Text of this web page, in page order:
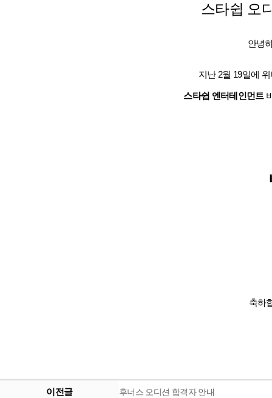
스타쉽 오
안녕
지난 2월 19일에
스타쉽 엔터테인먼트
축하
이전글 후너스 오디션 합격자 안내